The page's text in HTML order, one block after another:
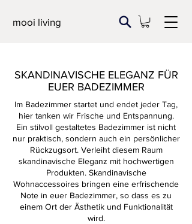
mooi living
SKANDINAVISCHE ELEGANZ FÜR
EUER BADEZIMMER
Im Badezimmer startet und endet jeder Tag,
hier tanken wir Frische und Entspannung.
Ein stilvoll gestaltetes Badezimmer ist nicht
nur praktisch, sondern auch ein persönlicher
Rückzugsort. Verleiht diesem Raum
skandinavische Eleganz mit hochwertigen
Produkten. Skandinavische
Wohnaccessoires bringen eine erfrischende
Note in euer Badezimmer, so dass es zu
einem Ort der Ästhetik und Funktionalität
wird.